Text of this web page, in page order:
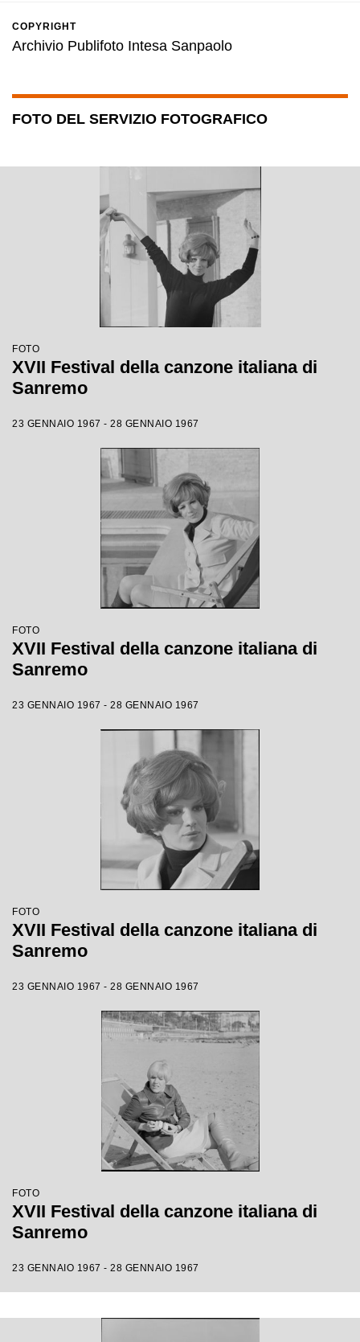
COPYRIGHT
Archivio Publifoto Intesa Sanpaolo
FOTO DEL SERVIZIO FOTOGRAFICO
FOTO
XVII Festival della canzone italiana di
Sanremo
23 GENNAIO 1967 - 28 GENNAIO 1967
FOTO
XVII Festival della canzone italiana di
Sanremo
23 GENNAIO 1967 - 28 GENNAIO 1967
FOTO
XVII Festival della canzone italiana di
Sanremo
23 GENNAIO 1967 - 28 GENNAIO 1967
FOTO
XVII Festival della canzone italiana di
Sanremo
23 GENNAIO 1967 - 28 GENNAIO 1967